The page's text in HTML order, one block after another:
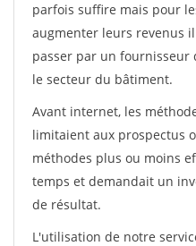
parfois suffire mais pour
augmenter leurs revenus
passer par un fournisseur
le secteur du bâtiment.
Avant internet, les
limitaient aux prospectus
méthodes plus ou moins
temps et demandait un
de résultat.
L'utilisation de notre